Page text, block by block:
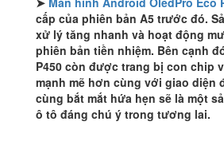
cấp của phiên bản A5 trước đó.
xử lý tăng nhanh và hoạt động
phiên bản tiền nhiệm. Bên cạnh
P450 còn được trang bị con chip
mạnh mẽ hơn cùng với giao diện
cùng bắt mắt hứa hẹn sẽ là một
ô tô đáng chú ý trong tương lai.